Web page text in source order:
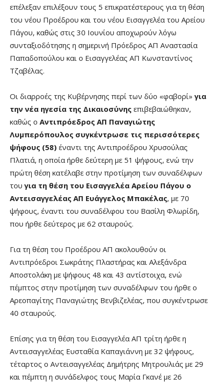
επέλεξαν επιλέξουν τους 5 επικρατέστερους για τη θέση
του νέου Προέδρου και του νέου Εισαγγελέα του Αρείου
Πάγου, καθώς στις 30 Ιουνίου αποχωρούν λόγω
συνταξιοδότησης η σημερινή Πρόεδρος ΑΠ Αναστασία
Παπαδοπούλου και ο Εισαγγελέας ΑΠ Κωνσταντίνος
Τζαβέλας.
Οι διαρροές της Κυβέρνησης περί των δύο «φαβορί»για
την νέα ηγεσία της Δικαιοσύνης επιβεβαιώθηκαν,
καθώς ο Αντιπρόεδρος ΑΠ Παναγιώτης
Λυμπερόπουλος συγκέντρωσε τις περισσότερες
ψήφους (58) έναντι της Αντιπροέδρου Χρυσούλας
Πλατιά, η οποία ήρθε δεύτερη με 51 ψήφους, ενώ την
πρώτη θέση κατέλαβε στην προτίμηση των συναδέλφων
τουγια τη θέση του Εισαγγελέα Αρείου Πάγου ο
Αντεισαγγελέας ΑΠ Ευάγγελος Μπακέλας, με 70
ψήφους, έναντι του συναδέλφου του Βασίλη Φλωρίδη,
που ήρθε δεύτερος με 62 σταυρούς.
Για τη θέση του Προέδρου ΑΠ ακολουθούν οι
Αντιπρόεδροι Σωκράτης Πλαστήρας και Αλεξάνδρα
Αποστολάκη με ψήφους 48 και 43 αντίστοιχα, ενώ
πέμπτος στην προτίμηση των συναδέλφων του ήρθε ο
Αρεοπαγίτης Παναγιώτης Βενβιζελέας, που συγκέντρωσε
40 σταυρούς.
Επίσης για τη θέση του Εισαγγελέα ΑΠ τρίτη ήρθε η
Αντεισαγγελέας Ευσταθία Καπαγιάννη με 32 ψήφους,
τέταρτος ο Αντεισαγγελέας Δημήτρης Μητρουλιάς με 29
και πέμπτη η συνάδελφος τους Μαρία Γκανέ με 26